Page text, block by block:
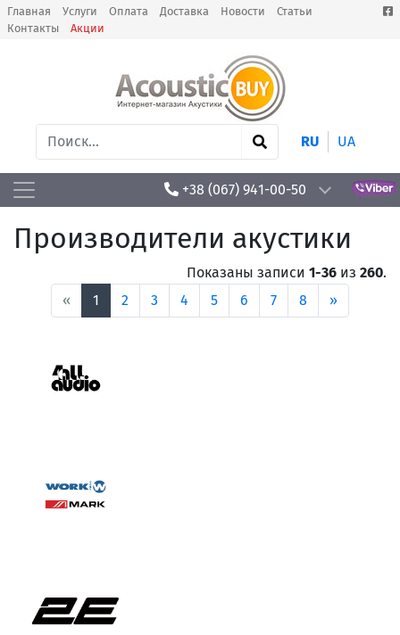
Главная Услуги Оплата Доставка Новости
Статьи
Контакты
Акции
RU UA
+38 (067) 941-00-50
Производители акустики
Показаны записи 1-36 из 260.
«
1 2 3 4 5 6 7 8 »